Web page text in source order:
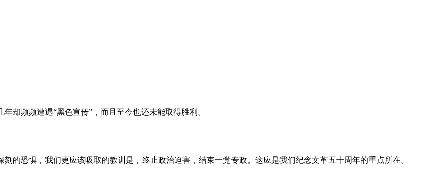
却频频遭遇“黑色宣传”，而且至今也还未能取得胜利。
的恐惧，我们更应该吸取的教训是，终止政治迫害，结束一党专政。这应是我们纪念文革五十周年的重点所在。